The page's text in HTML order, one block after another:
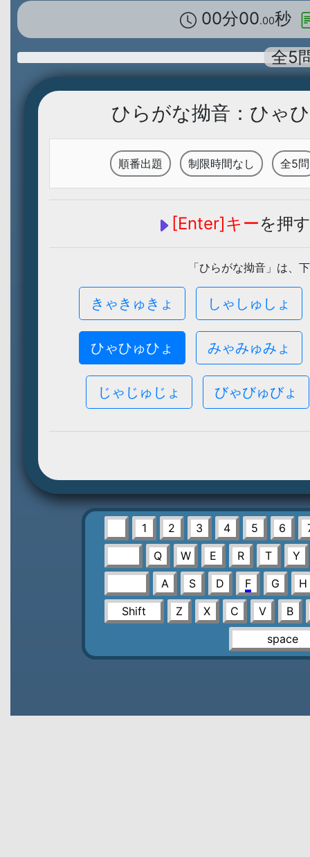
00分00.00秒
全5
ひらがな拗音：ひゃ
順番出題 制限時間なし 全5問
[Enter]キーを押
「ひらがな拗音」は、
きゃきゅきょ しゃしゅしょ
ひゃひゅひょ みゃみゅみょ
じゃじゅじょ びゃびゅびょ
1 2 3 4 5 6
Q
W E R T
Y
A
S D F G
H
Shift
Z X C V
B
space